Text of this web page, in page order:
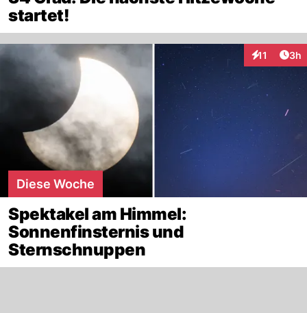
startet!
11 3h
Diese Woche
Spektakel am Himmel:
Sonnenfinsternis und
Sternschnuppen